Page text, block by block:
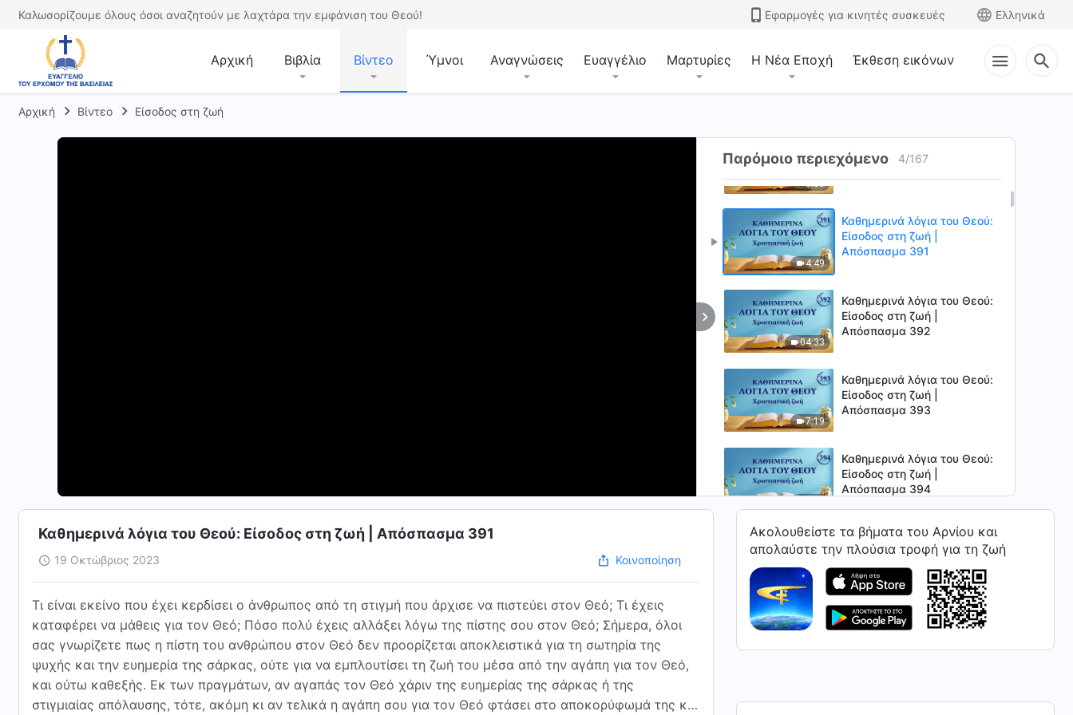
Καλωσορίζουμε όλους όσοι αναζητούν με λαχτάρα την εμφάνιση του Θεού! Εφαρμογές για κινητές συσκευές Ελληνικά
Αρχική Βιβλία Βίντεο Ύμνοι Αναγνώσεις Ευαγγέλιο Μαρτυρίες Η Νέα Εποχή Έκθεση εικόνων
Αρχική Βίντεο Είσοδος στη ζωή
Παρόμοιο περιεχόμενο 4/167
4:23
Απόσπασμα 374
Καθημερινά λόγια του Θεού:
3:53
Καθημερινά λόγια του Θεού:
Είσοδος στη ζωή |
4:49
Καθημερινά λόγια του Θεού:
Είσοδος στη ζωή |
Απόσπασμα 391
04:33
Καθημερινά λόγια του Θεού:
Είσοδος στη ζωή |
Απόσπασμα 392
7:19
Καθημερινά λόγια του Θεού:
Είσοδος στη ζωή |
Απόσπασμα 393
Καθημερινά λόγια του Θεού:
Είσοδος στη ζωή |
Απόσπασμα 394
4:50
Καθημερινά λόγια του Θεού:
Είσοδος στη ζωή |
Απόσπασμα 395
Καθημερινά λόγια του Θεού:
Είσοδος στη ζωή |
Απόσπασμα 396
Καθημερινά λόγια του Θεού: Είσοδος στη ζωή | Απόσπασμα 391
19 Οκτώβριος 2023 Κοινοποίηση
Τι είναι εκείνο που έχει κερδίσει ο άνθρωπος από τη στιγμή που άρχισε να πιστεύει στον Θεό; Τι έχεις
καταφέρει να μάθεις για τον Θεό; Πόσο πολύ έχεις αλλάξει λόγω της πίστης σου στον Θεό; Σήμερα, όλοι
σας γνωρίζετε πως η πίστη του ανθρώπου στον Θεό δεν προορίζεται αποκλειστικά για τη σωτηρία της
ψυχής και την ευημερία της σάρκας, ούτε για να εμπλουτίσει τη ζωή του μέσα από την αγάπη για τον Θεό,
και ούτω καθεξής. Εκ των πραγμάτων, αν αγαπάς τον Θεό χάριν της ευημερίας της σάρκας ή της
στιγμιαίας απόλαυσης, τότε, ακόμη κι αν τελικά η αγάπη σου για τον Θεό φτάσει στο αποκορύφωμά της και
Ακολουθείστε τα βήματα του Αρνίου και
απολαύστε την πλούσια τροφή για τη ζωή